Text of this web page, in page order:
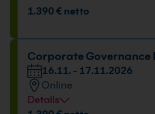
Veranstaltungsort
Datum und Uhrzeit
16.11. - 17.11.2026
09:00 - 16:00 Uhr
1.390 € netto
Corporate Governance
16.11. - 17.11.2026
Online
Details